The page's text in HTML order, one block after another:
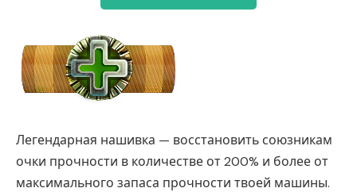
Легендарная нашивка — восстановить союзникам
очки прочности в количестве от 200% и более от
максимального запаса прочности твоей машины.